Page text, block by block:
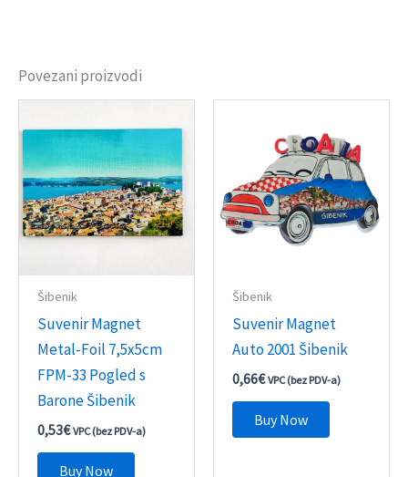
Povezani proizvodi
Šibenik
Suvenir Magnet
Metal-Foil 7,5x5cm
FPM-33 Pogled s
Barone Šibenik
0,53€ VPC (bez PDV-a)
Buy Now
Šibenik
Suvenir Magnet
Auto 2001 Šibenik
0,66€ VPC (bez PDV-a)
Buy Now